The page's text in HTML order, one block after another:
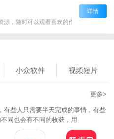
，随时可以观看喜欢的作品！
详情
小众软件 视频短片
更多>
有些人只需要半天完成的事情，有些
同也会有不同的收获，用